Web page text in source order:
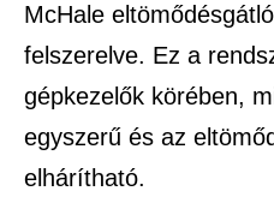
McHale
felszerelve. Ez a
gépkezelők körében,
egyszerű és az
elhárítható.